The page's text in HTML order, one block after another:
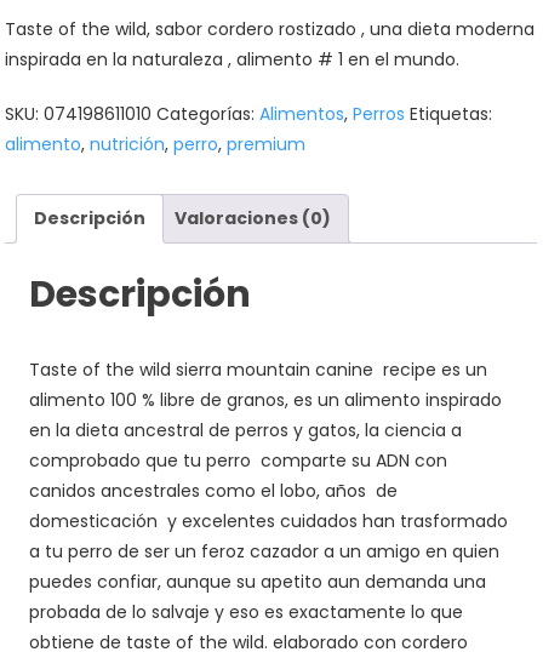
Taste of the wild, sabor cordero rostizado , una dieta moderna
inspirada en la naturaleza , alimento # 1 en el mundo.
SKU:074198611010 Categorías:Alimentos,Perros Etiquetas:
alimento,nutrición,perro,premium
Descripción Valoraciones (0)
Descripción
Taste of the wild sierra mountain canine recipe es un
alimento 100 % libre de granos, es un alimento inspirado
en la dieta ancestral de perros y gatos, la ciencia a
comprobado que tu perro comparte su ADN con
canidos ancestrales como el lobo, años de
domesticación y excelentes cuidados han trasformado
a tu perro de ser un feroz cazador a un amigo en quien
puedes confiar, aunque su apetito aun demanda una
probada de lo salvaje y eso es exactamente lo que
obtiene de taste of the wild. elaborado con cordero